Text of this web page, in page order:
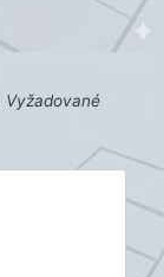
Vyžadované